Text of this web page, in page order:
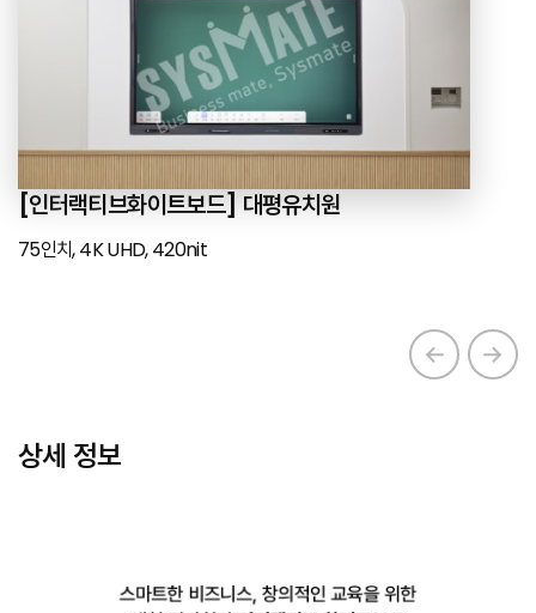
[인터랙티브화이트보드] 대평유치원
75인치, 4K UHD, 420nit
상세 정보